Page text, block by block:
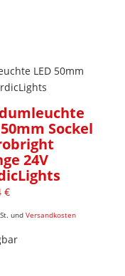
LED 50mm
50mm Sockel
24V
€
undVersandkosten